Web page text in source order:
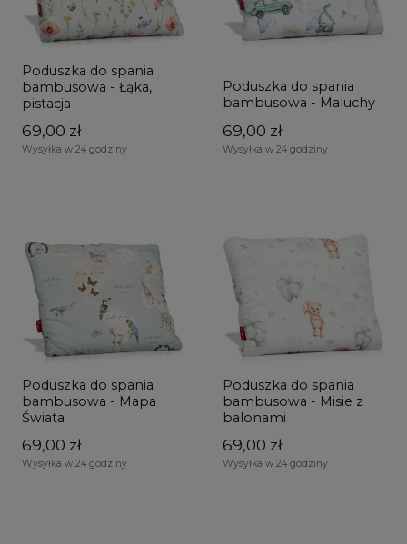
Poduszka do spania
bambusowa - Łąka,
pistacja
69,00 zł
Wysyłka w 24 godziny
Poduszka do spania
bambusowa - Maluchy
69,00 zł
Wysyłka w 24 godziny
Poduszka do spania
bambusowa - Mapa
Świata
69,00 zł
Wysyłka w 24 godziny
Poduszka do spania
bambusowa - Misie z
balonami
69,00 zł
Wysyłka w 24 godziny